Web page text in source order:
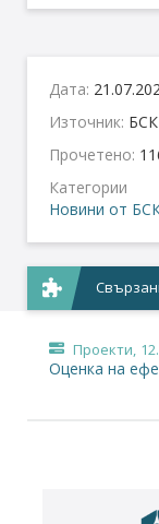
Дата:
Източник: БСК
Прочетено:
Категории
Новини от
Проекти,
Оценка на